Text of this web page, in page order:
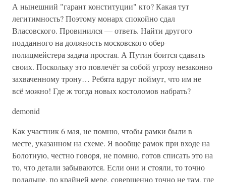
А нынешний "гарант конституции" кто? Какая тут
легитимность? Поэтому монарх спокойно сдал
Власовского. Провинился — ответь. Найти другого
подданного на должность московского обер-
полицмейстера задача простая. А Путин боится сдавать
своих. Поскольку это повлечёт за собой угрозу незаконно
захваченному трону… Ребята вдруг поймут, что им не
всё можно! Где ж тогда новых костоломов набрать?
demonid
Как участник 6 мая, не помню, чтобы рамки были в
месте, указанном на схеме. Я вообще рамок при входе на
Болотную, честно говоря, не помню, готов списать это на
то, что детали забываются. Если они и стояли, то точно
подальше, по крайней мере, совершенно точно не там, где